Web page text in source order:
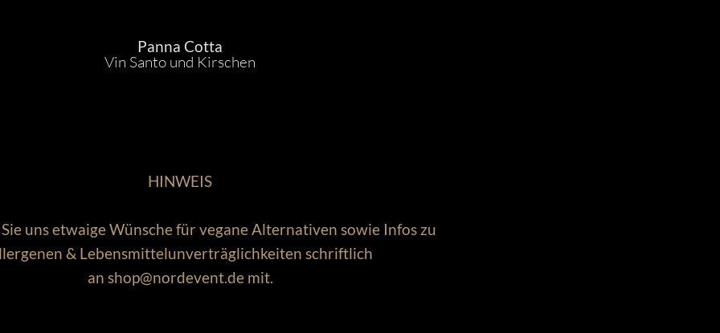
Panna Cotta
Vin Santo und Kirschen
HINWEIS
uns etwaige Wünsche für vegane Alternativen sowie Infos zu
& Lebensmittelunverträglichkeiten schriftlich
an shop@nordevent.de mit.